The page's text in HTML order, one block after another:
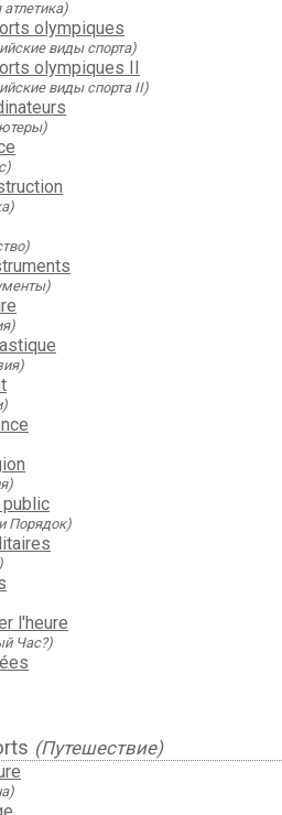
атлетика)
olympiques
виды спорта)
olympiques II
виды спорта II)
Порядок)
l'heure
Час?)
(Путешествие)